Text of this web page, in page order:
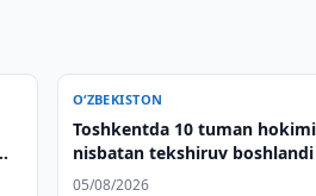
O‘ZBEKISTON
Toshkentda 10 tuman
nisbatan tekshiruv boshlandi
05/08/2026